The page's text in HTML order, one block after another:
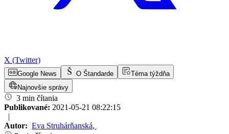
X (Twitter)
Google News O Štandarde
Téma týždňa
Najnovšie správy
3 min čítania
Publikované: 2021-05-21 08:22:15
|
Autor: Eva Struhárňanská,